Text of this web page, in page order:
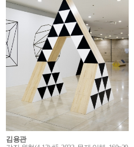
김용관